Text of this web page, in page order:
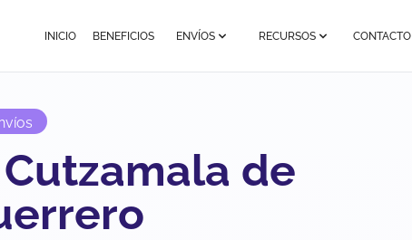
INICIO BENEFICIOS ENVÍOS RECURSOS CONTACTO
de